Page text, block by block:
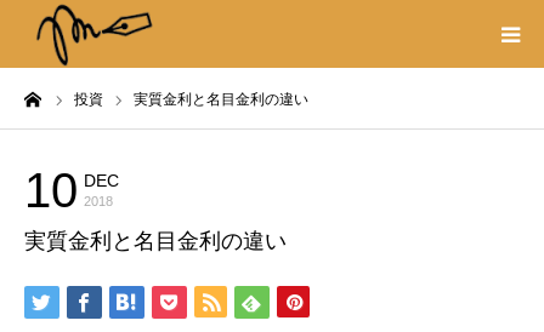
投資 実質金利と名目金利の違い
10 DEC
2018
実質金利と名目金利の違い
プロフィール
書籍
著作権・リンク
取材や出演の依頼